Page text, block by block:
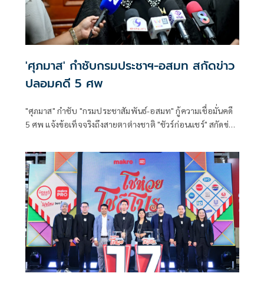
'ศุภมาส' กำชับกรมประชาฯ-อสมท สกัดข่าว
ปลอมคดี 5 ศพ
"ศุภมาส" กำชับ "กรมประชาสัมพันธ์-อสมท" กู้ความเชื่อมั่นคดี
5 ศพ แจ้งข้อเท็จจริงถึงสายตาต่างชาติ "ชัวร์ก่อนแชร์" สกัดข่าว